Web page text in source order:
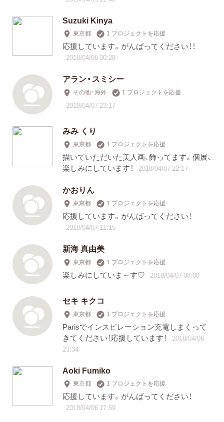
Suzuki Kinya
東京都 1 プロジェクトを応援
応援しています。がんばってください！！
2018/04/08 00:28
アラン・スミシー
その他・海外 1 プロジェクトを応援
2018/04/07 23:17
みみ くり
東京都 1 プロジェクトを応援
描いていただいた美人画、飾ってます。個展、
楽しみにしています！
2018/04/07 22:17
かおりん
東京都 1 プロジェクトを応援
応援しています。がんばってください！
2018/04/07 11:15
新海 真由美
東京都 1 プロジェクトを応援
楽しみにしていま～す♡ 2018/04/07 08:00
セキ キクコ
東京都 1 プロジェクトを応援
Parisでインスピレーション充電しまくって
きてください！応援しています！
2018/04/06
23:34
Aoki Fumiko
東京都 1 プロジェクトを応援
応援しています。がんばってください！
2018/04/06 17:59